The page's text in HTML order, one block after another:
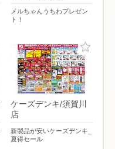
メルちゃんうちわプレゼン
ト！
ケーズデンキ/須賀川
店
新製品が安いケーズデンキ_
夏得セール